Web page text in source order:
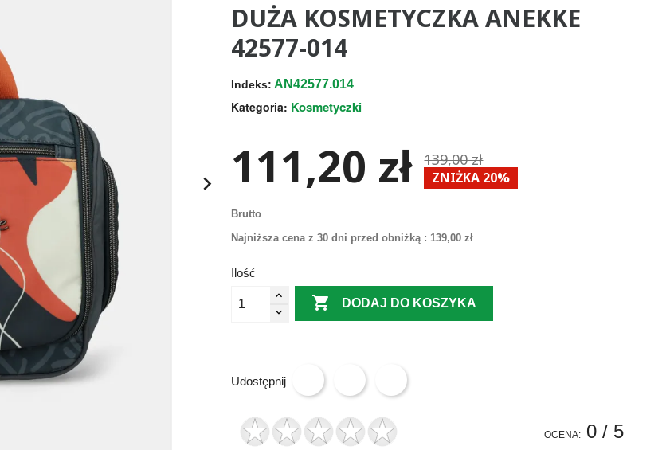

DUŻA KOSMETYCZKA ANEKKE
42577-014
Indeks: AN42577.014
Kategoria: Kosmetyczki
111,20 zł 139,00 zł
ZNIŻKA 20%
Brutto
Najniższa cena z 30 dni przed obniżką : 139,00 zł
Ilość
 DODAJ DO KOSZYKA
Udostępnij
OCENA: 0/ 5